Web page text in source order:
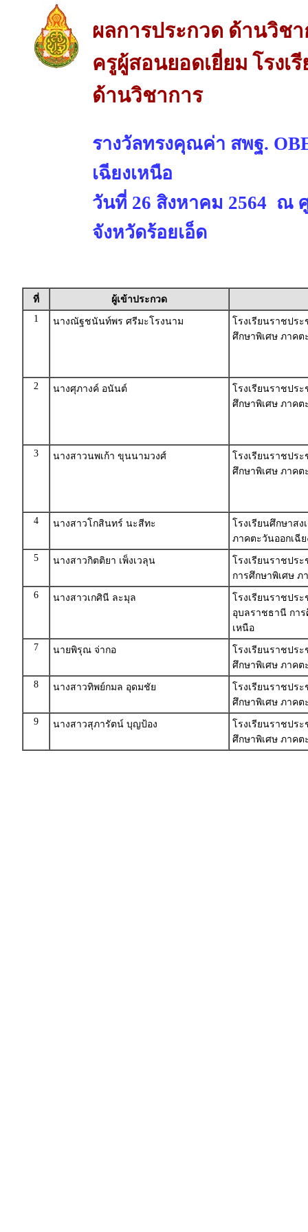
ผลการประกวด ด้านวิชา
ครูผู้สอนยอดเยี่ยม โรงเ
ด้านวิชาการ
รางวัลทรงคุณค่า สพฐ.
เฉียงเหนือ
วันที่ 26 สิงหาคม 2564 ณ
จังหวัดร้อยเอ็ด
ที่
ผู้เข้าประกวด
1
นางณัฐชนันท์พร ศรีมะโรงนาม
โรงเรียนราชปร
ศึกษาพิเศษ ภาคต
2 นางศุภางค์ อนันต์
โรงเรียนราชปร
ศึกษาพิเศษ ภาคต
3 นางสาวนพเก้า ขุนนามวงศ์
โรงเรียนราชปร
ศึกษาพิเศษ ภาคต
4 นางสาวโกสินทร์ นะสีทะ
โรงเรียนศึกษาส
ภาคตะวันออกเฉีย
5
นางสาวกิตติยา เพ็งเวลุน
โรงเรียนราชปร
การศึกษาพิเศษ ภ
6
นางสาวเกศินี ละมุล
โรงเรียนราชปร
อุบลราชธานี การ
เหนือ
7
นายพิรุณ จ่ากอ
โรงเรียนราชปร
ศึกษาพิเศษ ภาคต
8
นางสาวทิพย์กมล อุดมชัย
โรงเรียนราชปร
ศึกษาพิเศษ ภาคต
9
นางสาวสุภารัตน์ บุญป้อง
โรงเรียนราชปร
ศึกษาพิเศษ ภาคต